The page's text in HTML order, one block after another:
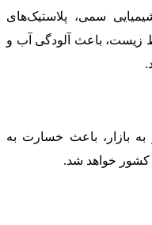
سمی، پلاستیک‌های
زیست، باعث آلودگی آب و
به بازار، باعث خسارت به
کشور خواهد شد.